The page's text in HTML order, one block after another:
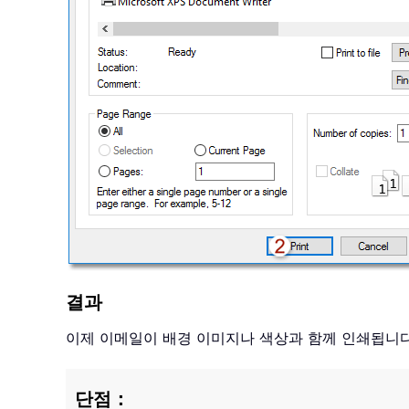
결과
이제 이메일이 배경 이미지나 색상과 함께 인쇄됩니
단점：